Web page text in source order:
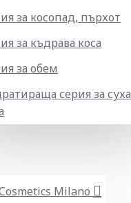
за косопад, пърхот
за къдрава коса
за обем
серия за суха
Milano